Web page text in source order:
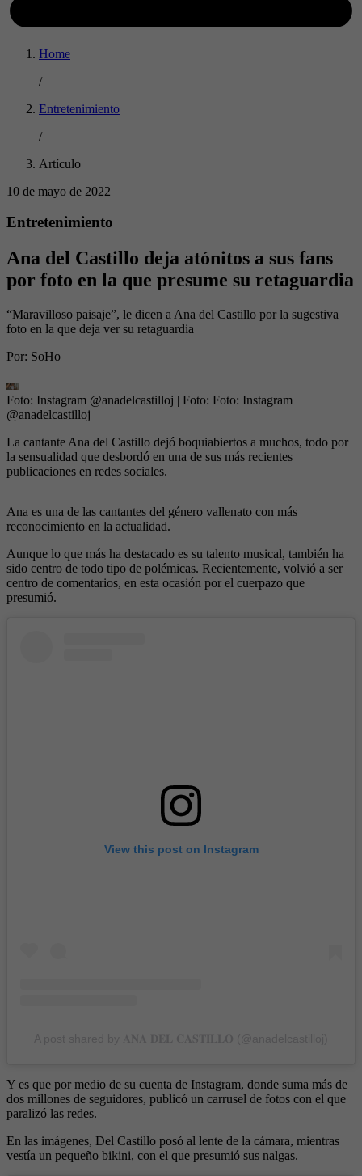
Home
/
Entretenimiento
/
Artículo
10 de mayo de 2022
Entretenimiento
Ana del Castillo deja atónitos a sus fans
por foto en la que presume su retaguardia
“Maravilloso paisaje”, le dicen a Ana del Castillo por la sugestiva
foto en la que deja ver su retaguardia
Por: SoHo
Foto: Instagram @anadelcastilloj | Foto: Foto: Instagram
@anadelcastilloj
La cantante Ana del Castillo dejó boquiabiertos a muchos, todo por
la sensualidad que desbordó en una de sus más recientes
publicaciones en redes sociales.
Ana es una de las cantantes del género vallenato con más
reconocimiento en la actualidad.
Aunque lo que más ha destacado es su talento musical, también ha
sido centro de todo tipo de polémicas. Recientemente, volvió a ser
centro de comentarios, en esta ocasión por el cuerpazo que
presumió.
View this post on Instagram
Y es que por medio de su cuenta de Instagram, donde suma más de
dos millones de seguidores, publicó un carrusel de fotos con el que
paralizó las redes.
En las imágenes, Del Castillo posó al lente de la cámara, mientras
vestía un pequeño bikini, con el que presumió sus nalgas.